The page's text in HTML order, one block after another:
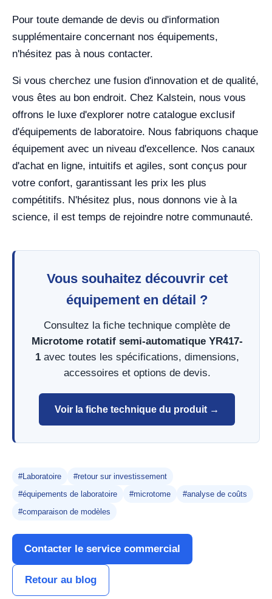
Pour toute demande de devis ou d'information
supplémentaire concernant nos équipements,
n'hésitez pas à nous contacter.
Si vous cherchez une fusion d'innovation et de qualité,
vous êtes au bon endroit. Chez Kalstein, nous vous
offrons le luxe d'explorer notre catalogue exclusif
d'équipements de laboratoire. Nous fabriquons chaque
équipement avec un niveau d'excellence. Nos canaux
d'achat en ligne, intuitifs et agiles, sont conçus pour
votre confort, garantissant les prix les plus
compétitifs. N'hésitez plus, nous donnons vie à la
science, il est temps de rejoindre notre communauté.
Vous souhaitez découvrir cet
équipement en détail ?
Consultez la fiche technique complète de
Microtome rotatif semi-automatique YR417-
1avec toutes les spécifications, dimensions,
accessoires et options de devis.
Voir la fiche technique du produit →
#Laboratoire
#retour sur investissement
#équipements de laboratoire
#microtome
#analyse de coûts
#comparaison de modèles
Contacter le service commercial
Retour au blog